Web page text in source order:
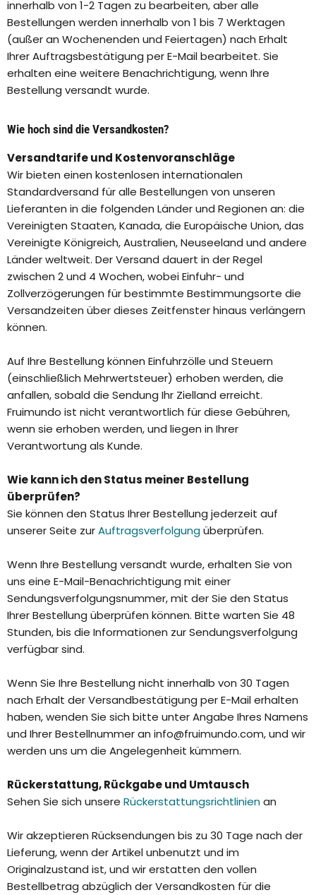
innerhalb von 1-2 Tagen zu bearbeiten, aber alle
Bestellungen werden innerhalb von 1 bis 7 Werktagen
(außer an Wochenenden und Feiertagen) nach Erhalt
Ihrer Auftragsbestätigung per E-Mail bearbeitet. Sie
erhalten eine weitere Benachrichtigung, wenn Ihre
Bestellung versandt wurde.
Wie hoch sind die Versandkosten?
Versandtarife und Kostenvoranschläge
Wir bieten einen kostenlosen internationalen
Standardversand für alle Bestellungen von unseren
Lieferanten in die folgenden Länder und Regionen an: die
Vereinigten Staaten, Kanada, die Europäische Union, das
Vereinigte Königreich, Australien, Neuseeland und andere
Länder weltweit. Der Versand dauert in der Regel
zwischen 2 und 4 Wochen, wobei Einfuhr- und
Zollverzögerungen für bestimmte Bestimmungsorte die
Versandzeiten über dieses Zeitfenster hinaus verlängern
können.
Auf Ihre Bestellung können Einfuhrzölle und Steuern
(einschließlich Mehrwertsteuer) erhoben werden, die
anfallen, sobald die Sendung Ihr Zielland erreicht.
Fruimundo ist nicht verantwortlich für diese Gebühren,
wenn sie erhoben werden, und liegen in Ihrer
Verantwortung als Kunde.
Wie kann ich den Status meiner Bestellung
überprüfen?
Sie können den Status Ihrer Bestellung jederzeit auf
unserer Seite zurAuftragsverfolgungüberprüfen.
Wenn Ihre Bestellung versandt wurde, erhalten Sie von
uns eine E-Mail-Benachrichtigung mit einer
Sendungsverfolgungsnummer, mit der Sie den Status
Ihrer Bestellung überprüfen können. Bitte warten Sie 48
Stunden, bis die Informationen zur Sendungsverfolgung
verfügbar sind.
Wenn Sie Ihre Bestellung nicht innerhalb von 30 Tagen
nach Erhalt der Versandbestätigung per E-Mail erhalten
haben, wenden Sie sich bitte unter Angabe Ihres Namens
und Ihrer Bestellnummer an info@fruimundo.com, und wir
werden uns um die Angelegenheit kümmern.
Rückerstattung, Rückgabe und Umtausch
Sehen Sie sich unsere Rückerstattungsrichtlinienan
Wir akzeptieren Rücksendungen bis zu 30 Tage nach der
Lieferung, wenn der Artikel unbenutzt und im
Originalzustand ist, und wir erstatten den vollen
Bestellbetrag abzüglich der Versandkosten für die